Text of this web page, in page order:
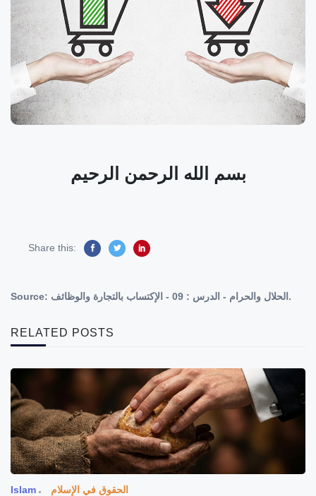
بسم الله الرحمن الرحيم
Share this:
Source: الحلال والحرام - الدرس : 09 - الإكتساب بالتجارة والوظائف.
RELATED POSTS
Islam الحقوق في الإسلام